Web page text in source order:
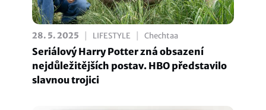
28. 5. 2025 LIFESTYLE Chechtaa
Seriálový Harry Potter zná obsazení
nejdůležitějších postav. HBO představilo
slavnou trojici